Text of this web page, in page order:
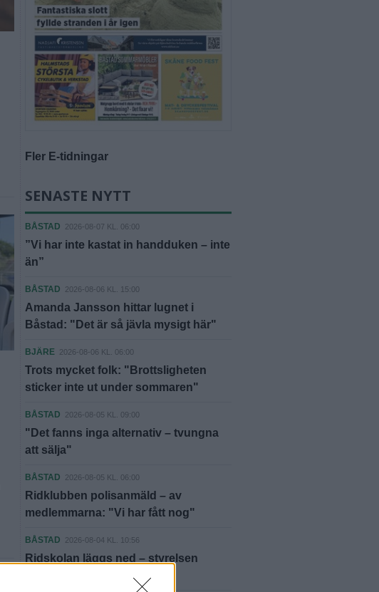
Fler E-tidningar
SENASTE NYTT
BÅSTAD 2026-08-07 KL. 06:00
”Vi har inte kastat in handduken – inte
än”
BÅSTAD 2026-08-06 KL. 15:00
Amanda Jansson hittar lugnet i
Båstad: "Det är så jävla mysigt här"
BJÄRE 2026-08-06 KL. 06:00
Trots mycket folk: "Brottsligheten
sticker inte ut under sommaren"
BÅSTAD 2026-08-05 KL. 09:00
"Det fanns inga alternativ – tvungna
att sälja"
BÅSTAD 2026-08-05 KL. 06:00
Ridklubben polisanmäld – av
medlemmarna: "Vi har fått nog"
BÅSTAD 2026-08-04 KL. 10:56
Ridskolan läggs ned – styrelsen
skyller på kommunen